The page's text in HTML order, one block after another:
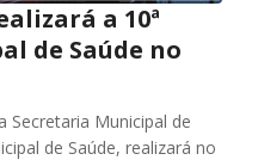
a 10ª
de Saúde no
Secretaria Municipal de
de Saúde, realizará no